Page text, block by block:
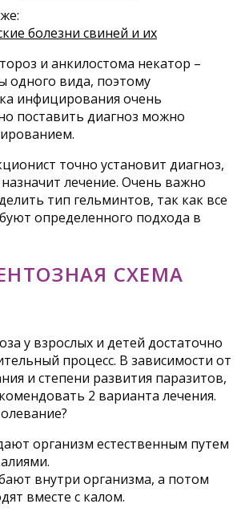
болезни свиней и их
и анкилостома некатор –
одного вида, поэтому
инфицирования очень
поставить диагноз можно
точно установит диагноз,
назначит лечение. Очень важно
тип гельминтов, так как все
определенного подхода в
СХЕМА
у взрослых и детей достаточно
процесс. В зависимости от
и степени развития паразитов,
2 варианта лечения.
организм естественным путем
внутри организма, а потом
вместе с калом.